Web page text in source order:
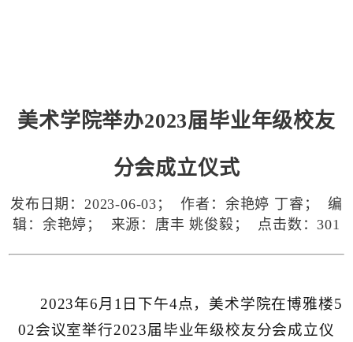
美术学院举办2023届毕业年级校友
分会成立仪式
发布日期：2023-06-03； 作者：余艳婷 丁睿； 编
辑：余艳婷； 来源：唐丰 姚俊毅； 点击数：301
2023年6月1日下午4点，美术学院在博雅楼5
02会议室举行2023届毕业年级校友分会成立仪